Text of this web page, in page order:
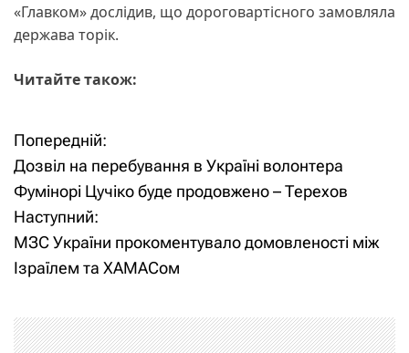
«Главком» дослідив, що дороговартісного замовляла
держава торік.
Читайте також:
Н
а
в
і
а
Попередній:
Дозвіл на перебування в Україні волонтера
Фумінорі Цучіко буде продовжено – Терехов
Наступний:
МЗС України прокоментувало домовленості між
Ізраїлем та ХАМАСом